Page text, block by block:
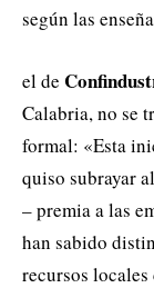
según las
el de
Calabria, no se
formal: «Esta
quiso subrayar
– premia a las
han sabido
recursos